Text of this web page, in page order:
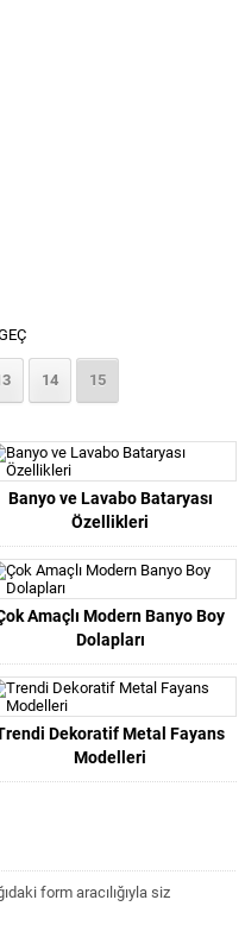
14 15
Banyo ve Lavabo Bataryası
Özellikleri
Amaçlı Modern Banyo Boy
Dolapları
Dekoratif Metal Fayans
Modelleri
form aracılığıyla siz